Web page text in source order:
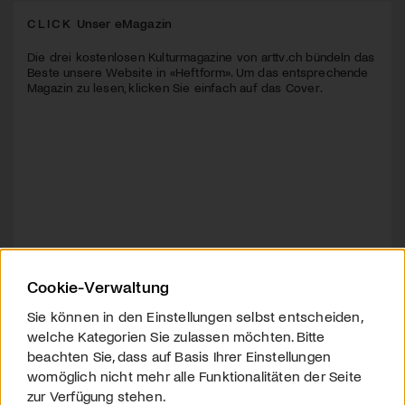
CLICK Unser eMagazin
Die drei kostenlosen Kulturmagazine von arttv.ch bündeln das
Beste unsere Website in «Heftform». Um das entsprechende
Magazin zu lesen, klicken Sie einfach auf das Cover.
Cookie-Verwaltung
Sie können in den Einstellungen selbst entscheiden,
welche Kategorien Sie zulassen möchten. Bitte
beachten Sie, dass auf Basis Ihrer Einstellungen
womöglich nicht mehr alle Funktionalitäten der Seite
zur Verfügung stehen.